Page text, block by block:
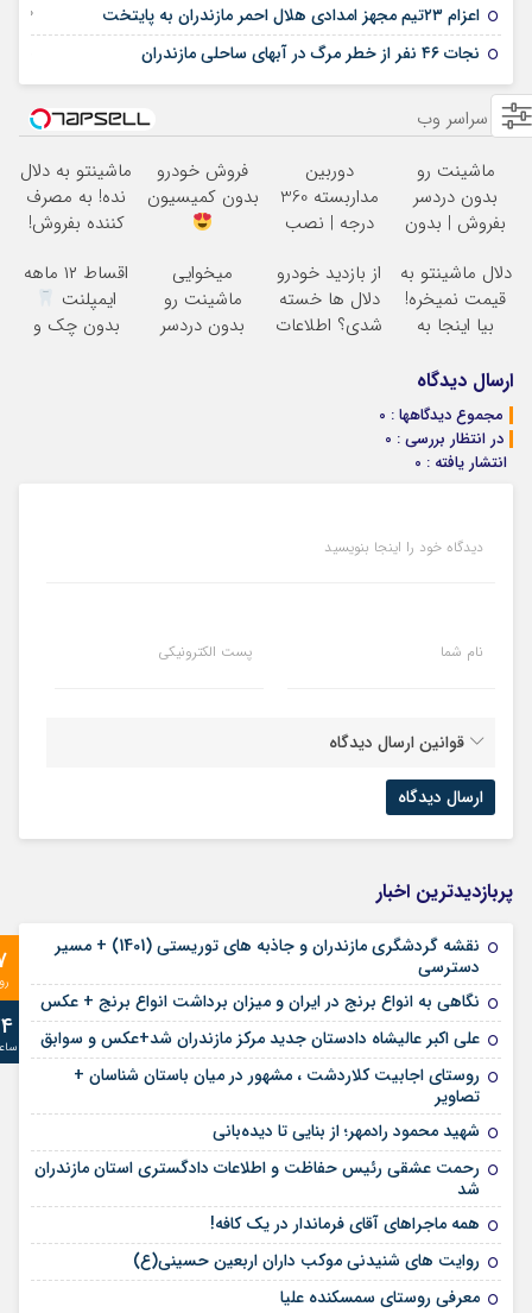
اعزام ۲۳تیم مجهز امدادی هلال احمر مازندران به پایتخت 10 جولای 2025
نجات ۴۶ نفر از خطر مرگ در آبهای ساحلی مازندران
از سراسر وب
ماشینت رو
بدون دردسر
بفروش | بدون
دوربین
مداربسته 360
درجه | نصب
فروش خودرو
بدون کمیسیون
ماشینتو به دلال
نده! به مصرف
کننده بفروش!
یک تماس
دلال ماشینتو به
قیمت نمیخره!
بیا اینجا به
بفروش*فقط
خریدار واقعی*
از بازدید خودرو
دلال ها خسته
شدی؟ اطلاعات
میخوایی
ماشینت رو
بدون دردسر
اقساط ۱۲ ماهه
ایمپلنت
بدون چک و
ارسال دیدگاه
مجموع دیدگاهها : 0
در انتظار بررسی : 0
انتشار یافته : 0
دیدگاه خود را اینجا بنویسید
نام شما پست الکترونیکی
قوانین ارسال دیدگاه
پربازدیدترین اخبار
نقشه گردشگری مازندران و جاذبه های توریستی (1401) + مسیر
دسترسی
نگاهی به انواع برنج در ایران و میزان برداشت انواع برنج + عکس
علی‌ اکبر عالیشاه دادستان جدید مرکز مازندران شد+عکس و سوابق
روستای اجابیت کلاردشت ، مشهور در میان باستان شناسان +
تصاویر
شهید محمود رادمهر؛ از بنایی تا دیده‌بانی
رحمت عشقی رئیس حفاظت و اطلاعات دادگستری استان مازندران
شد
همه ماجراهای آقای فرماندار در یک کافه!
روایت های شنیدنی موکب داران اربعین حسینی(ع)
معرفی روستای سمسکنده علیا